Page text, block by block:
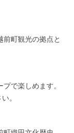
町観光の拠点と
で楽しめます。
。